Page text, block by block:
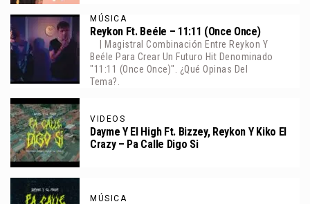
MÚSICA
Reykon Ft. Beéle – 11:11 (Once Once)
| Magistral Combinación Entre Reykon Y
Beéle Para Crear Un Futuro Hit Denominado
"11:11 (Once Once)". ¿Qué Opinas Del
Tema?.
VIDEOS
Dayme Y El High Ft. Bizzey, Reykon Y Kiko El
Crazy – Pa Calle Digo Si
MÚSICA